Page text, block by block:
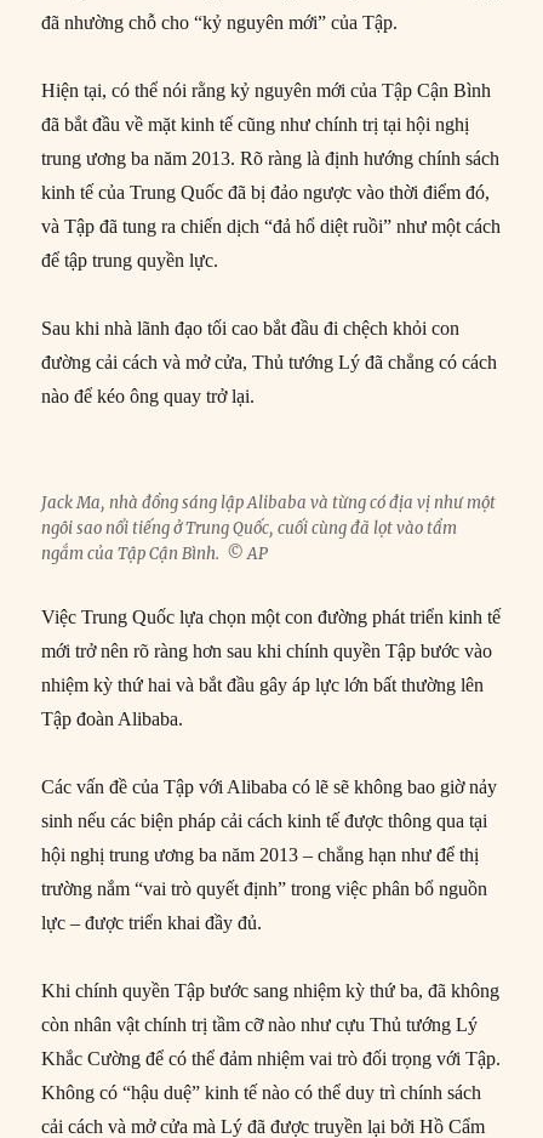
đã nhường chỗ cho “kỷ nguyên mới” của Tập.
Hiện tại, có thể nói rằng kỷ nguyên mới của Tập Cận Bình
đã bắt đầu về mặt kinh tế cũng như chính trị tại hội nghị
trung ương ba năm 2013. Rõ ràng là định hướng chính sách
kinh tế của Trung Quốc đã bị đảo ngược vào thời điểm đó,
và Tập đã tung ra chiến dịch “đả hổ diệt ruồi” như một cách
để tập trung quyền lực.
Sau khi nhà lãnh đạo tối cao bắt đầu đi chệch khỏi con
đường cải cách và mở cửa, Thủ tướng Lý đã chẳng có cách
nào để kéo ông quay trở lại.
Jack Ma, nhà đồng sáng lập Alibaba và từng có địa vị như một
ngôi sao nổi tiếng ở Trung Quốc, cuối cùng đã lọt vào tầm
ngắm của Tập Cận Bình. © AP
Việc Trung Quốc lựa chọn một con đường phát triển kinh tế
mới trở nên rõ ràng hơn sau khi chính quyền Tập bước vào
nhiệm kỳ thứ hai và bắt đầu gây áp lực lớn bất thường lên
Tập đoàn Alibaba.
Các vấn đề của Tập với Alibaba có lẽ sẽ không bao giờ nảy
sinh nếu các biện pháp cải cách kinh tế được thông qua tại
hội nghị trung ương ba năm 2013 – chẳng hạn như để thị
trường nắm “vai trò quyết định” trong việc phân bổ nguồn
lực – được triển khai đầy đủ.
Khi chính quyền Tập bước sang nhiệm kỳ thứ ba, đã không
còn nhân vật chính trị tầm cỡ nào như cựu Thủ tướng Lý
Khắc Cường để có thể đảm nhiệm vai trò đối trọng với Tập.
Không có “hậu duệ” kinh tế nào có thể duy trì chính sách
cải cách và mở cửa mà Lý đã được truyền lại bởi Hồ Cẩm